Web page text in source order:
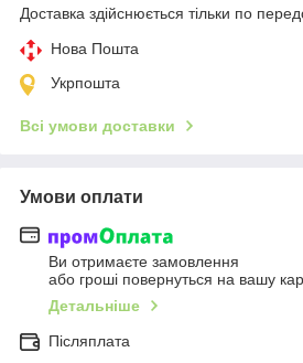
Доставка здійснюється тільки по
Нова Пошта
Укрпошта
Всі умови доставки
Умови оплати
Ви отримаєте замовлення
або гроші повернуться на вашу
Детальніше
Післяплата